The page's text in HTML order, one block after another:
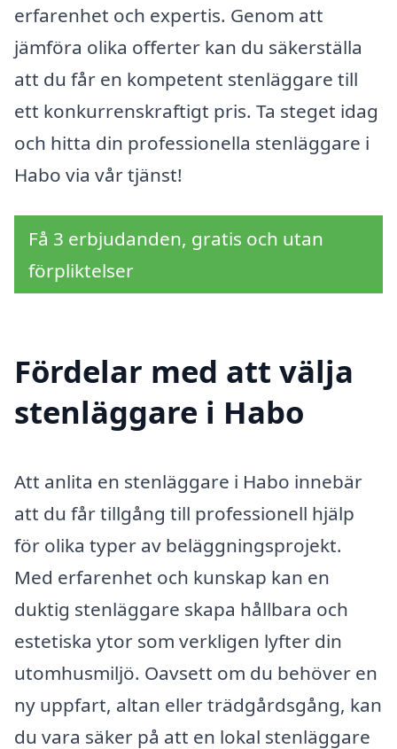
erfarenhet och expertis. Genom att
jämföra olika offerter kan du säkerställa
att du får en kompetent stenläggare till
ett konkurrenskraftigt pris. Ta steget idag
och hitta din professionella stenläggare i
Habo via vår tjänst!
Få 3 erbjudanden, gratis och utan
förpliktelser
Fördelar med att välja
stenläggare i Habo
Att anlita en stenläggare i Habo innebär
att du får tillgång till professionell hjälp
för olika typer av beläggningsprojekt.
Med erfarenhet och kunskap kan en
duktig stenläggare skapa hållbara och
estetiska ytor som verkligen lyfter din
utomhusmiljö. Oavsett om du behöver en
ny uppfart, altan eller trädgårdsgång, kan
du vara säker på att en lokal stenläggare